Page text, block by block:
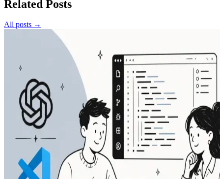
Related Posts
All posts →